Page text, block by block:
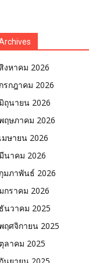
งหาคม 2026
รกฎาคม 2026
ถุนายน 2026
ฤษภาคม 2026
มษายน 2026
นาคม 2026
มภาพันธ์ 2026
กราคม 2026
นวาคม 2025
ฤศจิกายน 2025
ลาคม 2025